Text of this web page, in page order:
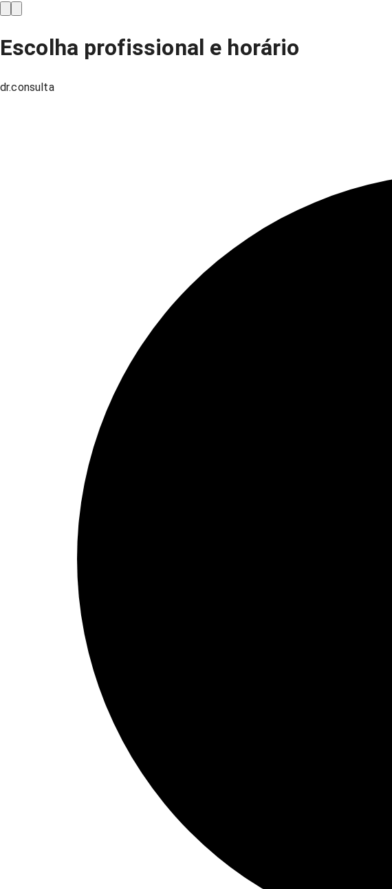
Escolha profissional e horário
dr.consulta